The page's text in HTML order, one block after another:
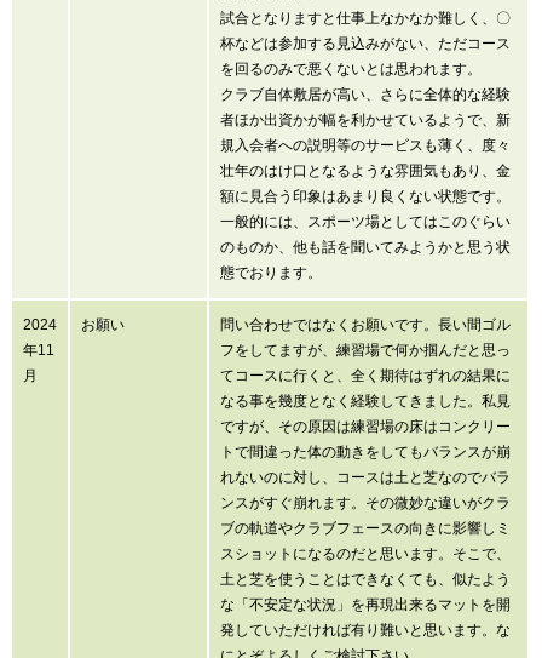
試合となりますと仕事上なかなか難しく、〇
杯などは参加する見込みがない、ただコース
を回るのみで悪くないとは思われます。
クラブ自体敷居が高い、さらに全体的な経験
者ほか出資かが幅を利かせているようで、新
規入会者への説明等のサービスも薄く、度々
壮年のはけ口となるような雰囲気もあり、金
額に見合う印象はあまり良くない状態です。
一般的には、スポーツ場としてはこのぐらい
のものか、他も話を聞いてみようかと思う状
態でおります。
2024
年11
月
お願い
問い合わせではなくお願いです。長い間ゴル
フをしてますが、練習場で何か掴んだと思っ
てコースに行くと、全く期待はずれの結果に
なる事を幾度となく経験してきました。私見
ですが、その原因は練習場の床はコンクリー
トで間違った体の動きをしてもバランスが崩
れないのに対し、コースは土と芝なのでバラ
ンスがすぐ崩れます。その微妙な違いがクラ
ブの軌道やクラブフェースの向きに影響しミ
スショットになるのだと思います。そこで、
土と芝を使うことはできなくても、似たよう
な「不安定な状況」を再現出来るマットを開
発していただければ有り難いと思います。な